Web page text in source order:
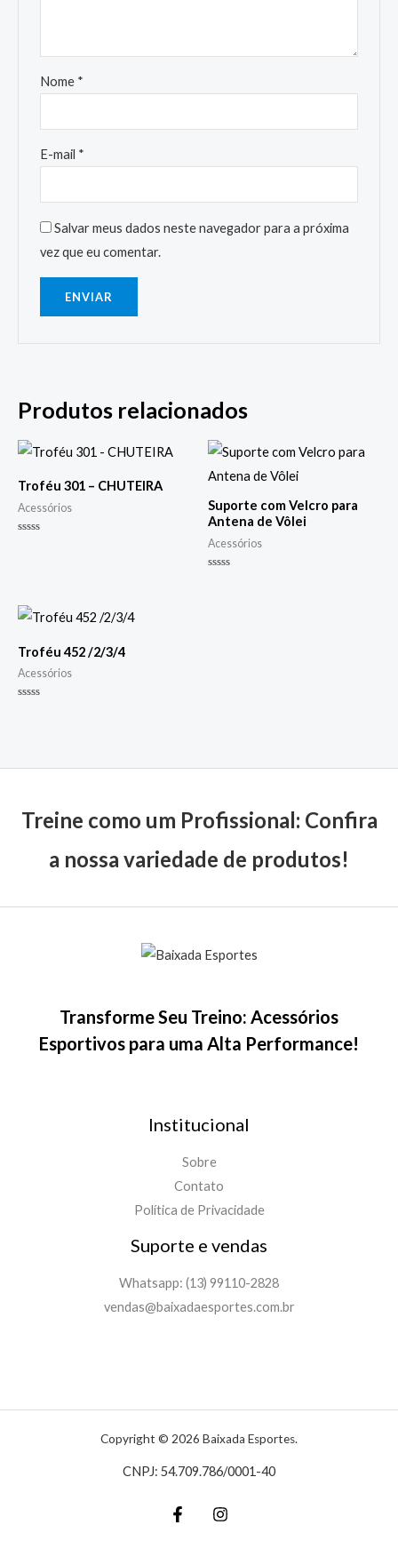
Nome *
E-mail *
Salvar meus dados neste navegador para a próxima
vez que eu comentar.
Produtos relacionados
Troféu 301 – CHUTEIRA
Acessórios
Suporte com Velcro para
Antena de Vôlei
Acessórios
Troféu 452 /2/3/4
Acessórios
Treine como um Profissional: Confira
a nossa variedade de produtos!
Transforme Seu Treino: Acessórios
Esportivos para uma Alta Performance!
Institucional
Sobre
Contato
Política de Privacidade
Suporte e vendas
Whatsapp: (13) 99110-2828
vendas@baixadaesportes.com.br
Copyright © 2026 Baixada Esportes.
CNPJ: 54.709.786/0001-40